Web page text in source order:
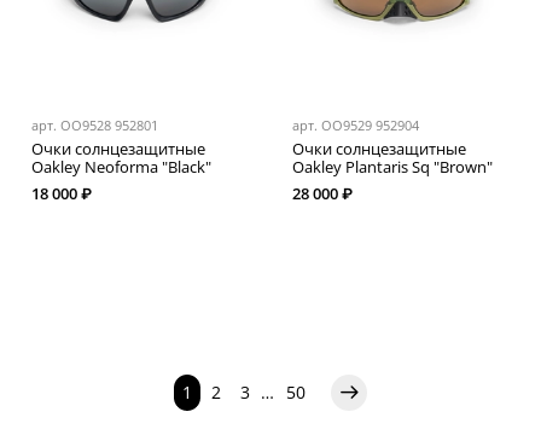
арт.OO9528 952801
Очки солнцезащитные
Oakley Neoforma "Black"
18 000 ₽
арт.OO9529 952904
Очки солнцезащитные
Oakley Plantaris Sq "Brown"
28 000 ₽
1 2 3 … 50